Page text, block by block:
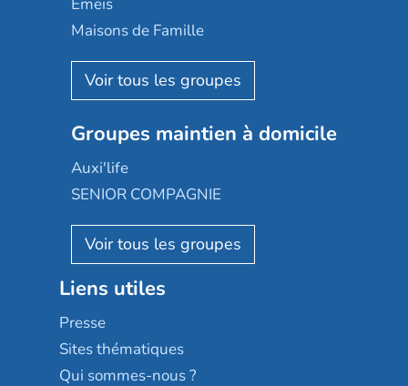
Happy Senior
Aquarelia
Nexity edenea
Les jardins d'Arcadie
Occitalia
Appartseniors
Reseda
Stella management
Les villages d'or
Sérénys
Résidences services Villa Médicis
Emeis
Maisons de Famille
Korian
Emera
Groupe SOS
Le Noble Âge
Almage
Résidalya
Groupe aplus
Groupes maintien à domicile
Auxi'life
SENIOR COMPAGNIE
AGE D'OR Services
Liens utiles
Presse
Sites thématiques
Qui sommes-nous ?